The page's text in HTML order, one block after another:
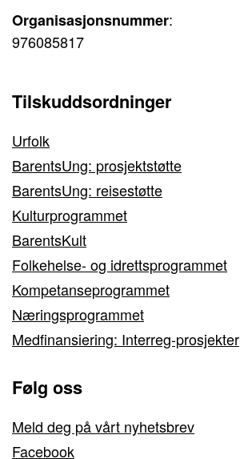
Organisasjonsnummer:
976085817
Tilskuddsordninger
Urfolk
BarentsUng: prosjektstøtte
BarentsUng: reisestøtte
Kulturprogrammet
BarentsKult
Folkehelse- og idrettsprogrammet
Kompetanseprogrammet
Næringsprogrammet
Medfinansiering: Interreg-prosjekter
Følg oss
Meld deg på vårt nyhetsbrev
Facebook